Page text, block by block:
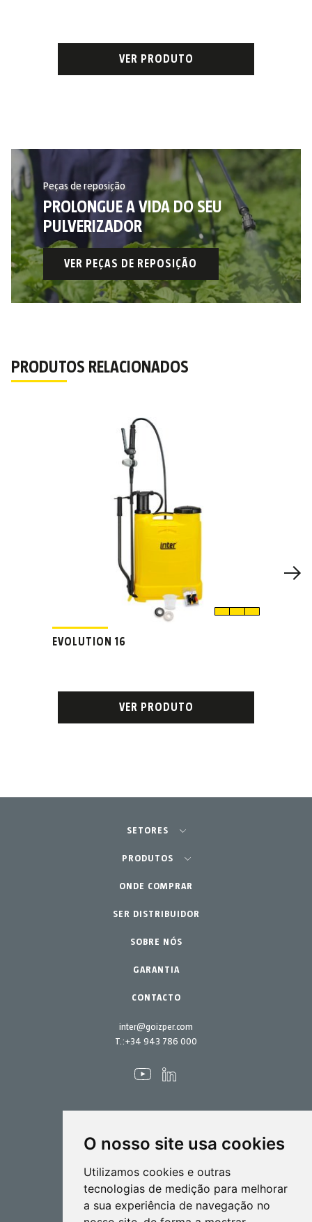
O nosso site usa cookies
Utilizamos cookies e outras
tecnologias de medição para melhorar
a sua experiência de navegação no
VER PRODUTO
Peças de reposição
PROLONGUE A VIDA DO SEU
PULVERIZADOR
VER PEÇAS DE REPOSIÇÃO
PRODUTOS RELACIONADOS
EVOLUTION 16
VER PRODUTO
inter@goizper.com
T.:+34 943 786 000
Pulverização
Biotecnlogia
Industrial
SETORES
Agricultura - Horta
Jardinagem Profissional
Lar - Jardim
PRODUTOS
Equipamentos
Acessórios
Peças de reposição
Kits de manutenção
ONDE COMPRAR
SER DISTRIBUIDOR
SOBRE NÓS
GARANTIA
CONTACTO